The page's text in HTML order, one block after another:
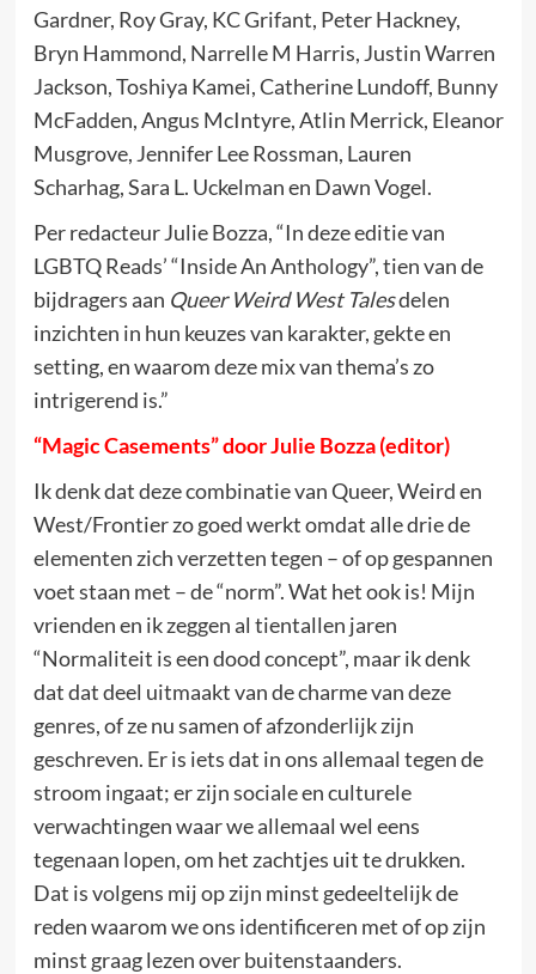
Gardner, Roy Gray, KC Grifant, Peter Hackney,
Bryn Hammond, Narrelle M Harris, Justin Warren
Jackson, Toshiya Kamei, Catherine Lundoff, Bunny
McFadden, Angus McIntyre, Atlin Merrick, Eleanor
Musgrove, Jennifer Lee Rossman, Lauren
Scharhag, Sara L. Uckelman en Dawn Vogel.
Per redacteur Julie Bozza, “In deze editie van
LGBTQ Reads’ “Inside An Anthology”, tien van de
bijdragers aan Queer Weird West Talesdelen
inzichten in hun keuzes van karakter, gekte en
setting, en waarom deze mix van thema’s zo
intrigerend is.”
“Magic Casements” door Julie Bozza (editor)
Ik denk dat deze combinatie van Queer, Weird en
West/Frontier zo goed werkt omdat alle drie de
elementen zich verzetten tegen – of op gespannen
voet staan ​​met – de “norm”. Wat het ook is! Mijn
vrienden en ik zeggen al tientallen jaren
“Normaliteit is een dood concept”, maar ik denk
dat dat deel uitmaakt van de charme van deze
genres, of ze nu samen of afzonderlijk zijn
geschreven. Er is iets dat in ons allemaal tegen de
stroom ingaat; er zijn sociale en culturele
verwachtingen waar we allemaal wel eens
tegenaan lopen, om het zachtjes uit te drukken.
Dat is volgens mij op zijn minst gedeeltelijk de
reden waarom we ons identificeren met of op zijn
minst graag lezen over buitenstaanders.